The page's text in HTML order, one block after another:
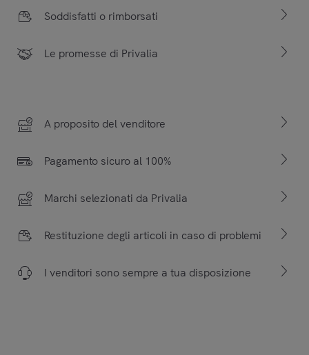
Soddisfatti o rimborsati
Le promesse di Privalia
A proposito del venditore
Pagamento sicuro al 100%
Marchi selezionati da Privalia
Restituzione degli articoli in caso di problemi
I venditori sono sempre a tua disposizione